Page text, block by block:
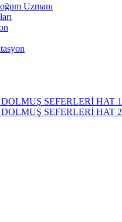
Uzmanı
SEFERLERİ HAT 1
SEFERLERİ HAT 2